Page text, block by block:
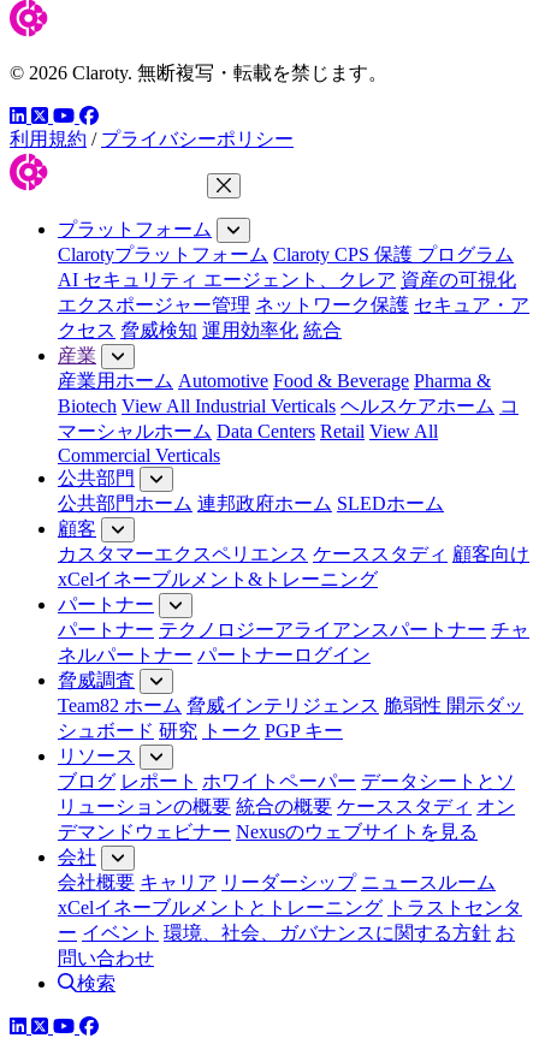
© 2026 Claroty. 無断複写・転載を禁じます。
LinkedIn
ツイッター
YouTube
Facebook
利用規約 / プライバシーポリシー
メニューを閉じる
プラットフォーム
Clarotyプラットフォーム Claroty CPS 保護 プログラム
AI セキュリティ エージェント、クレア 資産の可視化
エクスポージャー管理 ネットワーク保護 セキュア・ア
クセス 脅威検知 運用効率化 統合
産業
産業用ホーム Automotive Food & Beverage Pharma &
Biotech View All Industrial Verticals ヘルスケアホーム コ
マーシャルホーム Data Centers Retail View All
Commercial Verticals
公共部門
公共部門ホーム 連邦政府ホーム SLEDホーム
顧客
カスタマーエクスペリエンス ケーススタディ 顧客向け
xCelイネーブルメント&トレーニング
パートナー
パートナー テクノロジーアライアンスパートナー チャ
ネルパートナー パートナーログイン
脅威調査
Team82 ホーム 脅威インテリジェンス 脆弱性 開示ダッ
シュボード 研究 トーク PGP キー
リソース
ブログ レポート ホワイトペーパー データシートとソ
リューションの概要 統合の概要 ケーススタディ オン
デマンドウェビナー Nexusのウェブサイトを見る
会社
会社概要 キャリア リーダーシップ ニュースルーム
xCelイネーブルメントとトレーニング トラストセンタ
ー イベント 環境、社会、ガバナンスに関する方針 お
問い合わせ
検索
LinkedIn
ツイッター
YouTube
Facebook